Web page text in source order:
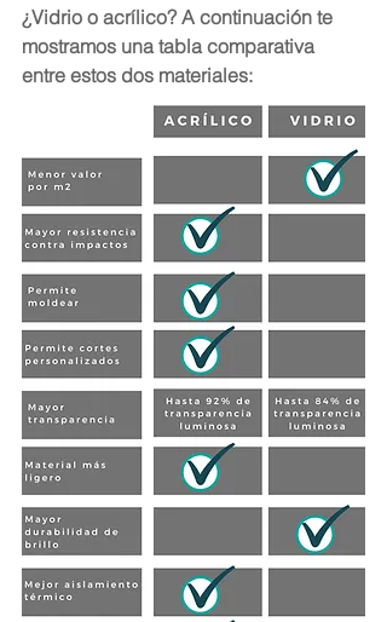
¿Vidrio o acrílico? A continuación te
mostramos una tabla comparativa
entre estos dos materiales: